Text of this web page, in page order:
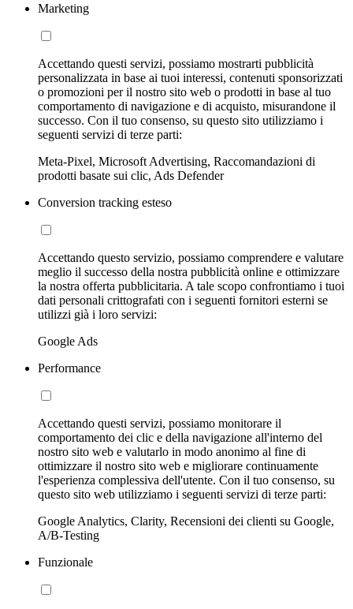
Marketing
Accettando questi servizi, possiamo mostrarti pubblicità
personalizzata in base ai tuoi interessi, contenuti sponsorizzati
o promozioni per il nostro sito web o prodotti in base al tuo
comportamento di navigazione e di acquisto, misurandone il
successo. Con il tuo consenso, su questo sito utilizziamo i
seguenti servizi di terze parti:
Meta-Pixel, Microsoft Advertising, Raccomandazioni di
prodotti basate sui clic, Ads Defender
Conversion tracking esteso
Accettando questo servizio, possiamo comprendere e valutare
meglio il successo della nostra pubblicità online e ottimizzare
la nostra offerta pubblicitaria. A tale scopo confrontiamo i tuoi
dati personali crittografati con i seguenti fornitori esterni se
utilizzi già i loro servizi:
Google Ads
Performance
Accettando questi servizi, possiamo monitorare il
comportamento dei clic e della navigazione all'interno del
nostro sito web e valutarlo in modo anonimo al fine di
ottimizzare il nostro sito web e migliorare continuamente
l'esperienza complessiva dell'utente. Con il tuo consenso, su
questo sito web utilizziamo i seguenti servizi di terze parti:
Google Analytics, Clarity, Recensioni dei clienti su Google,
A/B-Testing
Funzionale